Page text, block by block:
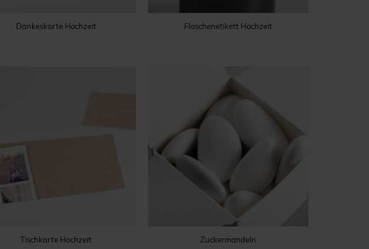
Dankeskarte Hochzeit Flaschenetikett Hochzeit
Tischkarte Hochzeit Zuckermandeln